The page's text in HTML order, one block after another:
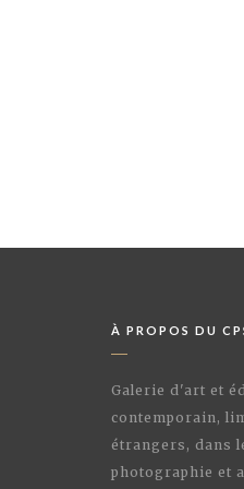
À PROPOS DU
Galerie d'art et
contemporain,
étrangers, dans
photographie et